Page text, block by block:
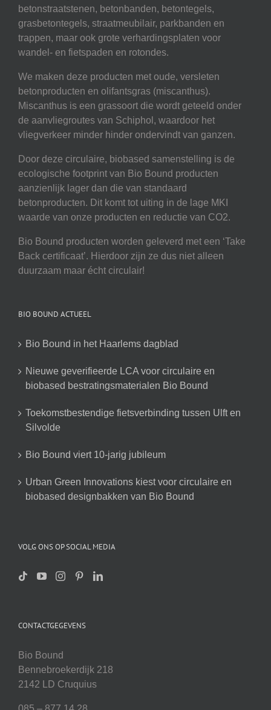
betonstraatstenen, betonbanden, betontegels,
grasbetontegels, straatmeubilair, parkbanden en
trappen, maar ook grote verhardingsplaten voor
wandel- en fietspaden en rotondes.
We maken deze producten met oude, versleten
betonproducten en olifantsgras (miscanthus).
Miscanthus is een grassoort die wordt geteeld onder
de aanvliegroutes van Schiphol, waardoor het
vliegverkeer minder hinder ondervindt van ganzen.
Door deze circulaire, biobased samenstelling is de
ecologische footprint van Bio Bound producten
aanzienlijk lager dan die van standaard
betonproducten. Dit komt tot uiting in de lage MKI
waarde van onze producten en reductie van CO2.
Bio Bound producten worden geleverd met een ‘Take
Back certificaat’. Hierdoor zijn ze dus niet alleen
duurzaam maar écht circulair!
BIO BOUND ACTUEEL
Bio Bound in het Haarlems dagblad
Nieuwe geverifieerde LCA voor circulaire en
biobased bestratingsmaterialen Bio Bound
Toekomstbestendige fietsverbinding tussen Ulft en
Silvolde
Bio Bound viert 10-jarig jubileum
Urban Green Innovations kiest voor circulaire en
biobased designbakken van Bio Bound
VOLG ONS OP SOCIAL MEDIA
CONTACTGEGEVENS
Bio Bound
Bennebroekerdijk 218
2142 LD Cruquius